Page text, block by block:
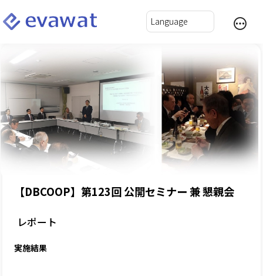
【DBCOOP】第123回 公開セミナー 兼 懇親会
レポート
実施結果